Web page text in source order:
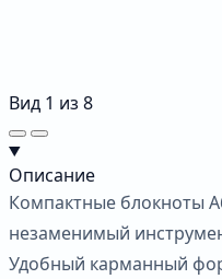
Вид 1 из 8
Описание
Компактные блокноты
незаменимый
Удобный карманный